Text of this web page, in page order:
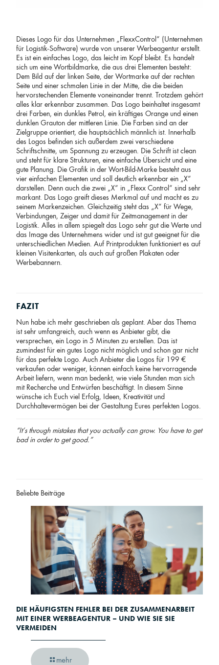
Dieses Logo für das Unternehmen „FlexxControl“ (Unternehmen
für Logistik-Software) wurde von unserer Werbeagentur erstellt.
Es ist ein einfaches Logo, das leicht im Kopf bleibt. Es handelt
sich um eine Wortbildmarke, die aus drei Elementen besteht:
Dem Bild auf der linken Seite, der Wortmarke auf der rechten
Seite und einer schmalen Linie in der Mitte, die die beiden
hervorstechenden Elemente voneinander trennt. Trotzdem gehört
alles klar erkennbar zusammen. Das Logo beinhaltet insgesamt
drei Farben, ein dunkles Petrol, ein kräftiges Orange und einen
dunklen Grauton der mittleren Linie. Die Farben sind an der
Zielgruppe orientiert, die hauptsächlich männlich ist. Innerhalb
des Logos befinden sich außerdem zwei verschiedene
Schriftschnitte, um Spannung zu erzeugen. Die Schrift ist clean
und steht für klare Strukturen, eine einfache Übersicht und eine
gute Planung. Die Grafik in der Wort-Bild-Marke besteht aus
vier einfachen Elementen und soll deutlich erkennbar ein „X“
darstellen. Denn auch die zwei „X“ in „Flexx Control“ sind sehr
markant. Das Logo greift dieses Merkmal auf und macht es zu
seinem Markenzeichen. Gleichzeitig steht das „X“ für Wege,
Verbindungen, Zeiger und damit für Zeitmanagement in der
Logistik. Alles in allem spiegelt das Logo sehr gut die Werte und
das Image des Unternehmens wider und ist gut geeignet für die
unterschiedlichen Medien. Auf Printprodukten funktioniert es auf
kleinen Visitenkarten, als auch auf großen Plakaten oder
Werbebannern.
FAZIT
Nun habe ich mehr geschrieben als geplant. Aber das Thema
ist sehr umfangreich, auch wenn es Anbieter gibt, die
versprechen, ein Logo in 5 Minuten zu erstellen. Das ist
zumindest für ein gutes Logo nicht möglich und schon gar nicht
für das perfekte Logo. Auch Anbieter die Logos für 199 €
verkaufen oder weniger, können einfach keine hervorragende
Arbeit liefern, wenn man bedenkt, wie viele Stunden man sich
mit Recherche und Entwürfen beschäftigt. In diesem Sinne
wünsche ich Euch viel Erfolg, Ideen, Kreativität und
Durchhaltevermögen bei der Gestaltung Eures perfekten Logos.
“It’s through mistakes that you actually can grow. You have to get
bad in order to get good.”
Beliebte Beiträge
DIE HÄUFIGSTEN FEHLER BEI DER ZUSAMMENARBEIT
MIT EINER WERBEAGENTUR – UND WIE SIE SIE
VERMEIDEN
mehr